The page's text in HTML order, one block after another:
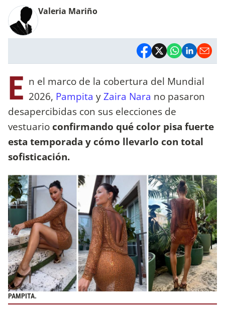
Valeria Mariño
E n el marco de la cobertura del Mundial
2026, Pampita yZaira Nara no pasaron
desapercibidas con sus elecciones de
vestuario confirmando qué color pisa fuerte
esta temporada y cómo llevarlo con total
sofisticación.
PAMPITA.